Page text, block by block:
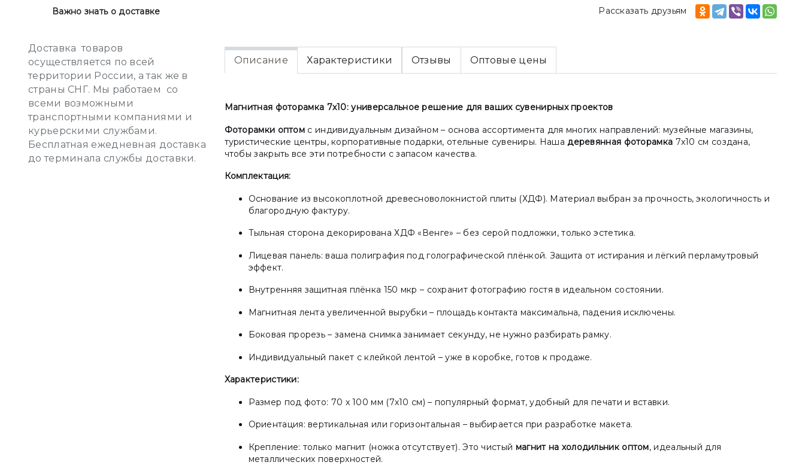
Рассказать друзьям
Описание Характеристики Отзывы Оптовые цены
Магнитная фоторамка 7х10: универсальное решение для ваших сувенирных проектов
Фоторамки оптом с индивидуальным дизайном – основа ассортимента для многих направлений: музейные магазины,
туристические центры, корпоративные подарки, отельные сувениры. Наша деревянная фоторамка 7х10 см создана,
чтобы закрыть все эти потребности с запасом качества.
Комплектация:
Основание из высокоплотной древесноволокнистой плиты (ХДФ). Материал выбран за прочность, экологичность и
благородную фактуру.
Тыльная сторона декорирована ХДФ «Венге» – без серой подложки, только эстетика.
Лицевая панель: ваша полиграфия под голографической плёнкой. Защита от истирания и лёгкий перламутровый
эффект.
Внутренняя защитная плёнка 150 мкр – сохранит фотографию гостя в идеальном состоянии.
Магнитная лента увеличенной вырубки – площадь контакта максимальна, падения исключены.
Боковая прорезь – замена снимка занимает секунду, не нужно разбирать рамку.
Индивидуальный пакет с клейкой лентой – уже в коробке, готов к продаже.
Характеристики:
Размер под фото: 70 х 100 мм (7х10 см) – популярный формат, удобный для печати и вставки.
Ориентация: вертикальная или горизонтальная – выбирается при разработке макета.
Крепление: только магнит (ножка отсутствует). Это чистый магнит на холодильник оптом, идеальный для
металлических поверхностей.
Важно знать о доставке
Доставка товаров
осуществляется по всей
территории России, а так же в
страны СНГ. Мы работаем со
всеми возможными
транспортными компаниями и
курьерскими службами.
Бесплатная ежедневная доставка
до терминала службы доставки.